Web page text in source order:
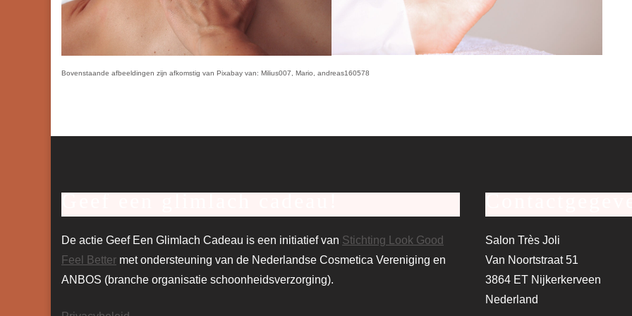
Bovenstaande afbeeldingen zijn afkomstig van Pixabay van: Milius007, Mario, andreas160578
Geef een glimlach cadeau!
De actie Geef Een Glimlach Cadeau is een initiatief van Stichting Look Good
Feel Better met ondersteuning van de Nederlandse Cosmetica Vereniging en
ANBOS (branche organisatie schoonheidsverzorging).
Salon Très Joli
Van Noortstraat 51
3864 ET Nijkerkerveen
Nederland